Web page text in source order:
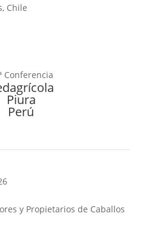
Chile
Conferencia
Piura
Perú
y Propietarios de Caballos